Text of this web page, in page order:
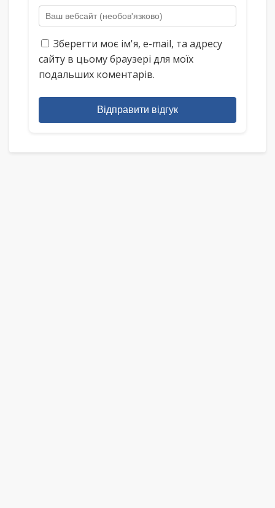
Зберегти моє ім'я, e-mail, та адресу
сайту в цьому браузері для моїх
подальших коментарів.
Відправити відгук